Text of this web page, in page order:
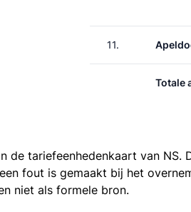
11.
Totale
de tariefeenhedenkaart van NS.
fout is gemaakt bij het
niet als formele bron.